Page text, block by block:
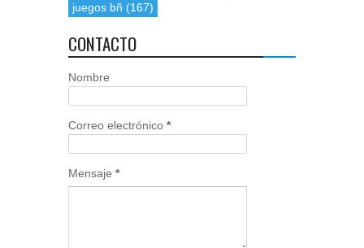
juegos bñ (167)
CONTACTO
Nombre
Correo electrónico *
Mensaje *